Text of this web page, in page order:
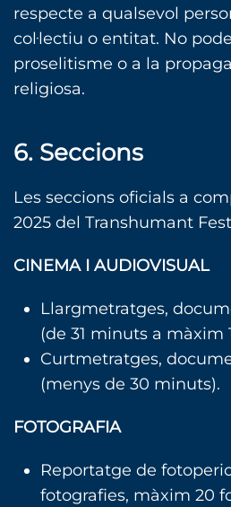
respecte a qualsevol
col·lectiu o entitat. No
proselitisme o a la
religiosa.
6. Seccions
Les seccions oficials a
2025 del Transhumant
CINEMA I AUDIOVISUAL
Llargmetratges,
(de 31 minuts a màxim
Curtmetratges,
(menys de 30 minuts).
FOTOGRAFIA
Reportatge de
fotografies, màxim 20